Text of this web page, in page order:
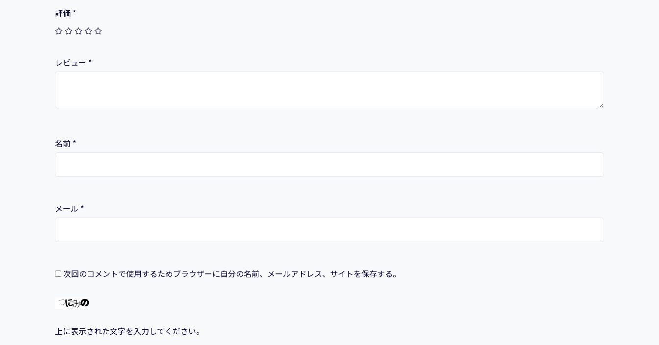
デ
分
た
の
理
分
処
評価 *
レビュー *
名前 *
メール *
次回のコメントで使用するためブラウザーに自分の名前、メールアドレス、サイトを保存する。
上に表示された文字を入力してください。